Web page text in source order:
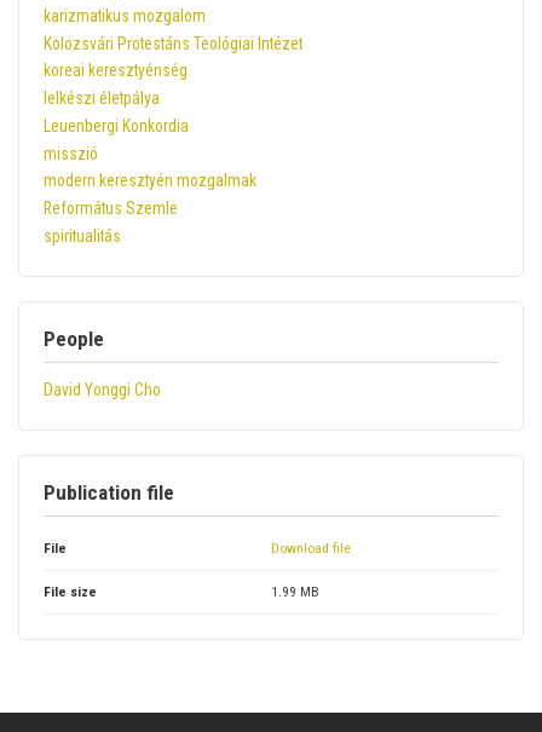
karizmatikus mozgalom
Kolozsvári Protestáns Teológiai Intézet
koreai keresztyénség
lelkészi életpálya
Leuenbergi Konkordia
misszió
modern keresztyén mozgalmak
Református Szemle
spiritualitás
People
David Yonggi Cho
Publication file
File Download file
File size 1.99 MB